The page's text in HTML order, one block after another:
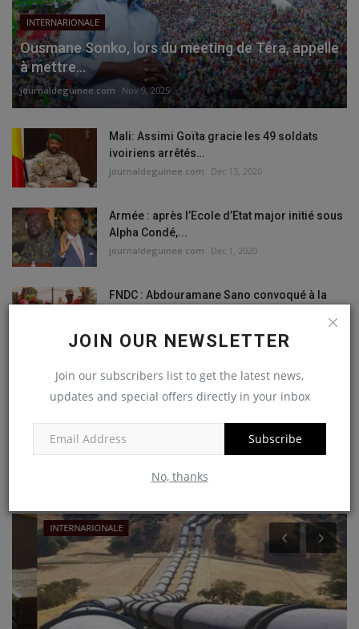
JOIN OUR NEWSLETTER
Join our subscribers list to get the latest news,
updates and special offers directly in your inbox
Subscribe
No, thanks
INTERNARIONALE
Ousmane Sonko, lors du meeting de Téra, appelle
à mettre...
journaldeguinee.com Nov 9, 2025
Mali: Assimi Goïta gracie les 49 soldats
ivoiriens arrêtés…
journaldeguinee.com Dec 13, 2020
Armée : après l’Ecole d’Etat major initié sous
Alpha Condé,...
journaldeguinee.com Dec 1, 2020
FNDC : Abdouramane Sano convoqué à la
Me Mohamed Traoré:«on a
l’impression….que à la mise en...
INTERNARIONALE